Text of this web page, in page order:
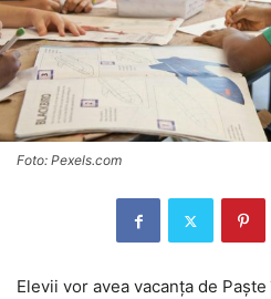
Foto: Pexels.com
Elevii vor avea vacanța de